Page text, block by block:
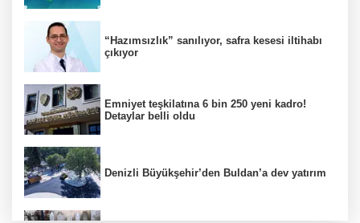
“Hazımsızlık” sanılıyor, safra kesesi iltihabı
çıkıyor
Emniyet teşkilatına 6 bin 250 yeni kadro!
Detaylar belli oldu
Denizli Büyükşehir’den Buldan’a dev yatırım